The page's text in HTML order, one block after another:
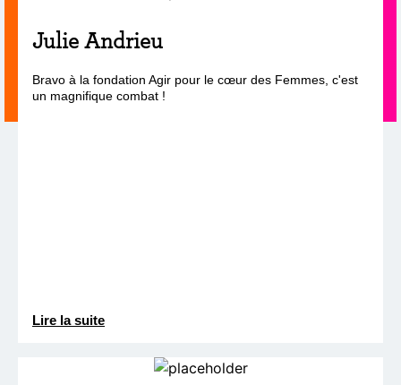
Julie Andrieu
Bravo à la fondation Agir pour le cœur des Femmes, c'est
un magnifique combat !
Lire la suite